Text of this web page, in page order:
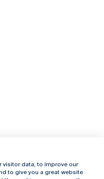
Online
visitor data, to improve our
to give you a great website